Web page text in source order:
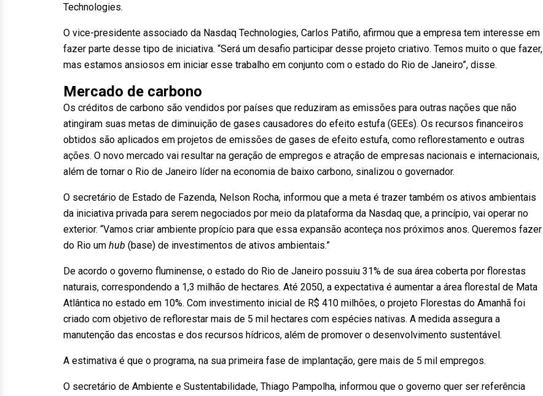
Technologies.
O vice-presidente associado da Nasdaq Technologies, Carlos Patiño, afirmou que a empresa tem interesse em
fazer parte desse tipo de iniciativa. “Será um desafio participar desse projeto criativo. Temos muito o que fazer,
mas estamos ansiosos em iniciar esse trabalho em conjunto com o estado do Rio de Janeiro”, disse.
Mercado de carbono
Os créditos de carbono são vendidos por países que reduziram as emissões para outras nações que não
atingiram suas metas de diminuição de gases causadores do efeito estufa (GEEs). Os recursos financeiros
obtidos são aplicados em projetos de emissões de gases de efeito estufa, como reflorestamento e outras
ações. O novo mercado vai resultar na geração de empregos e atração de empresas nacionais e internacionais,
além de tornar o Rio de Janeiro líder na economia de baixo carbono, sinalizou o governador.
O secretário de Estado de Fazenda, Nelson Rocha, informou que a meta é trazer também os ativos ambientais
da iniciativa privada para serem negociados por meio da plataforma da Nasdaq que, a princípio, vai operar no
exterior. “Vamos criar ambiente propício para que essa expansão aconteça nos próximos anos. Queremos fazer
do Rio um hub (base) de investimentos de ativos ambientais.”
De acordo o governo fluminense, o estado do Rio de Janeiro possuiu 31% de sua área coberta por florestas
naturais, correspondendo a 1,3 milhão de hectares. Até 2050, a expectativa é aumentar a área florestal de Mata
Atlântica no estado em 10%. Com investimento inicial de R$ 410 milhões, o projeto Florestas do Amanhã foi
criado com objetivo de reflorestar mais de 5 mil hectares com espécies nativas. A medida assegura a
manutenção das encostas e dos recursos hídricos, além de promover o desenvolvimento sustentável.
A estimativa é que o programa, na sua primeira fase de implantação, gere mais de 5 mil empregos.
O secretário de Ambiente e Sustentabilidade, Thiago Pampolha, informou que o governo quer ser referência